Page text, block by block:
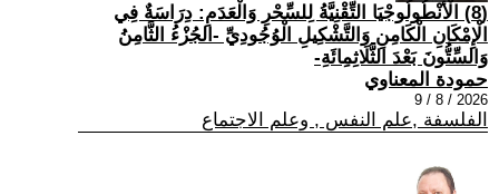
(8) الْأَنْطُولُوجْيَا التِّقْنِيَّةُ لِلسِّحْرِ وَالْعَدَمِ: دِرَاسَةٌ فِي
الْإِمْكَانِ الْكَامِنِ وَالتَّشْكِيلِ الْوُجُودِيِّ -الجُزْءُ الثَّامِنُ
وَالسِّتُّونَ بَعْدَ الثَّلَاثِمِائَةِ-
حمودة المعناوي
2026 / 8 / 9
الفلسفة ,علم النفس , وعلم الاجتماع